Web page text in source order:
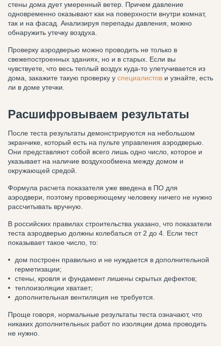
стены дома дует умеренный ветер. Причем давление
одновременно оказывают как на поверхности внутри комнат,
так и на фасад. Анализируя перепады давления, можно
обнаружить утечку воздуха.
Проверку аэродверью можно проводить не только в
свежепостроенных зданиях, но и в старых. Если вы
чувствуете, что весь теплый воздух куда-то улетучивается из
дома, закажите такую проверку у специалистов и узнайте, есть
ли в доме утечки.
Расшифровываем результаты
После теста результаты демонстрируются на небольшом
экранчике, который есть на пульте управления аэродверью.
Они представляют собой всего лишь одно число, которое и
указывает на наличие воздухообмена между домом и
окружающей средой.
Формула расчета показателя уже введена в ПО для
аэродвери, поэтому проверяющему человеку ничего не нужно
рассчитывать вручную.
В российских правилах строительства указано, что показатели
теста аэродверью должны колебаться от 2 до 4. Если тест
показывает такое число, то:
дом построен правильно и не нуждается в дополнительной
герметизации;
стены, кровля и фундамент лишены скрытых дефектов;
теплоизоляции хватает;
дополнительная вентиляция не требуется.
Проще говоря, нормальные результаты теста означают, что
никаких дополнительных работ по изоляции дома проводить
не нужно.